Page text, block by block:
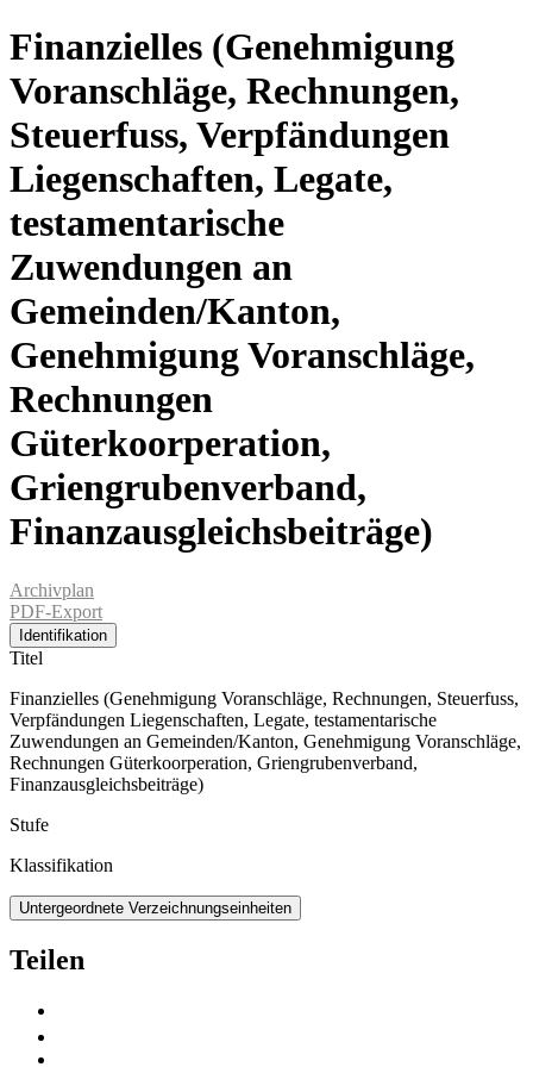
Finanzielles (Genehmigung
Voranschläge, Rechnungen,
Steuerfuss, Verpfändungen
Liegenschaften, Legate,
testamentarische
Zuwendungen an
Gemeinden/Kanton,
Genehmigung Voranschläge,
Rechnungen
Güterkoorperation,
Griengrubenverband,
Finanzausgleichsbeiträge)
Archivplan
PDF-Export
Identifikation
Titel
Finanzielles (Genehmigung Voranschläge, Rechnungen, Steuerfuss,
Verpfändungen Liegenschaften, Legate, testamentarische
Zuwendungen an Gemeinden/Kanton, Genehmigung Voranschläge,
Rechnungen Güterkoorperation, Griengrubenverband,
Finanzausgleichsbeiträge)
Stufe
Klassifikation
Untergeordnete Verzeichnungseinheiten
Teilen